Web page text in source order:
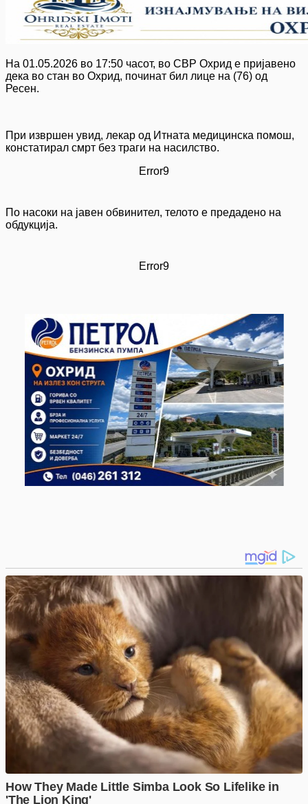
На 01.05.2026 во 17:50 часот, во СВР Охрид е пријавено
дека во стан во Охрид, починат бил лице на (76) од
Ресен.
При извршен увид, лекар од Итната медицинска помош,
констатирал смрт без траги на насилство.
Error9
По насоки на јавен обвинител, телото е предадено на
обдукција.
Error9